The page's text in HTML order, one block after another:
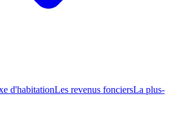
d'habitationLes revenus fonciersLa plus-